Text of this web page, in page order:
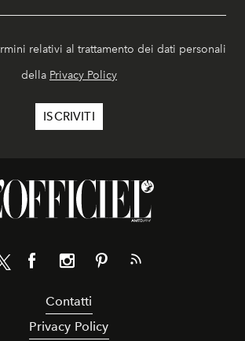
relativi al trattamento dei dati personali
della Privacy Policy
Contatti
Privacy Policy